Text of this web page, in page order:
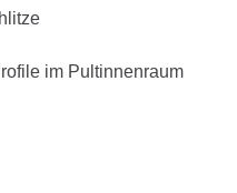
im Pultinnenraum